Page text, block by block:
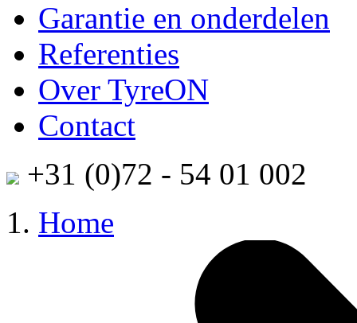
Garantie en onderdelen
Referenties
Over TyreON
Contact
+31 (0)72 - 54 01 002
Home